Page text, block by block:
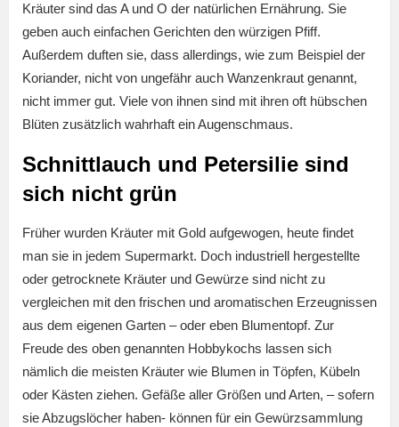
Kräuter sind das A und O der natürlichen Ernährung. Sie
geben auch einfachen Gerichten den würzigen Pfiff.
Außerdem duften sie, dass allerdings, wie zum Beispiel der
Koriander, nicht von ungefähr auch Wanzenkraut genannt,
nicht immer gut. Viele von ihnen sind mit ihren oft hübschen
Blüten zusätzlich wahrhaft ein Augenschmaus.
Schnittlauch und Petersilie sind
sich nicht grün
Früher wurden Kräuter mit Gold aufgewogen, heute findet
man sie in jedem Supermarkt. Doch industriell hergestellte
oder getrocknete Kräuter und Gewürze sind nicht zu
vergleichen mit den frischen und aromatischen Erzeugnissen
aus dem eigenen Garten – oder eben Blumentopf. Zur
Freude des oben genannten Hobbykochs lassen sich
nämlich die meisten Kräuter wie Blumen in Töpfen, Kübeln
oder Kästen ziehen. Gefäße aller Größen und Arten, – sofern
sie Abzugslöcher haben- können für ein Gewürzsammlung